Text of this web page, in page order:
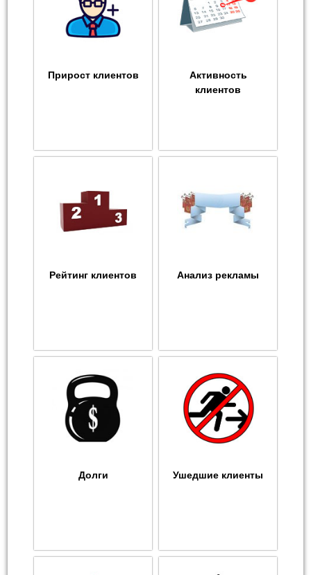
Прирост клиентов
Активность
клиентов
Рейтинг клиентов Анализ рекламы
Долги Ушедшие клиенты